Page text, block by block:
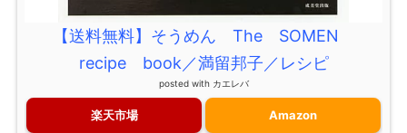
【送料無料】そうめん The SOMEN
recipe book／満留邦子／レシピ
posted with カエレバ
楽天市場 Amazon